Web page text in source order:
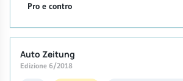
Pro e contro
Auto Zeitung
Edizione 6/2018